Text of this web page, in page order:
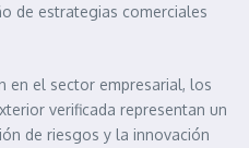
de estrategias comerciales
en el sector empresarial, los
verificada representan un
de riesgos y la innovación